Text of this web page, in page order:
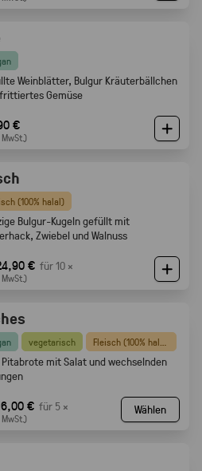
Weinblätter, Bulgur Kräuterbällchen
Gemüse
€
(100% halal)
Bulgur-Kugeln gefüllt mit
Zwiebel und Walnuss
€ für 10 ×
vegetarisch
mit Salat und wechselnden
€ für 5 × Wählen